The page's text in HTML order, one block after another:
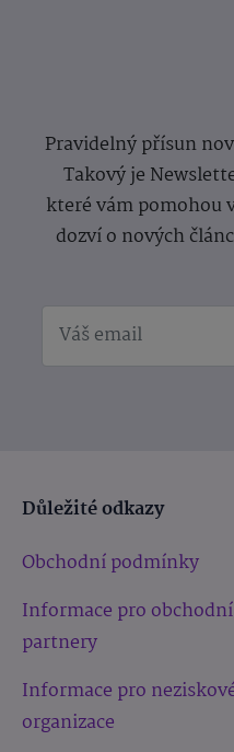
Pravidelný přísun
Takový je
které vám pomohou
dozví o nových
Důležité odkazy
Obchodní podmínky
Informace pro obchodní
partnery
Informace pro
organizace